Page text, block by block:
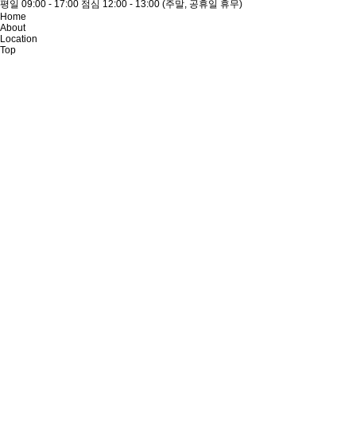
평일 09:00 - 17:00 점심 12:00 - 13:00 (주말, 공휴일 휴무)
Home
About
Location
Top